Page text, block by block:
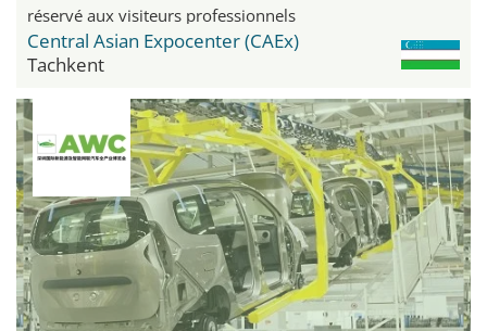
réservé aux visiteurs professionnels
Central Asian Expocenter (CAEx)
Tachkent